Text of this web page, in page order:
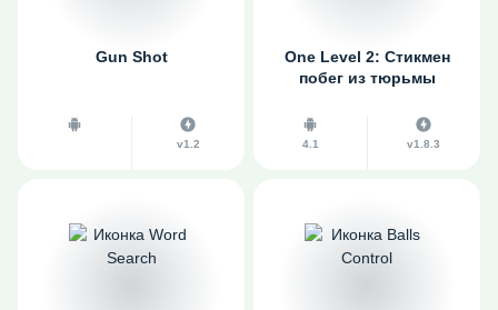
Gun Shot
v1.2
One Level 2: Стикмен
побег из тюрьмы
4.1 v1.8.3